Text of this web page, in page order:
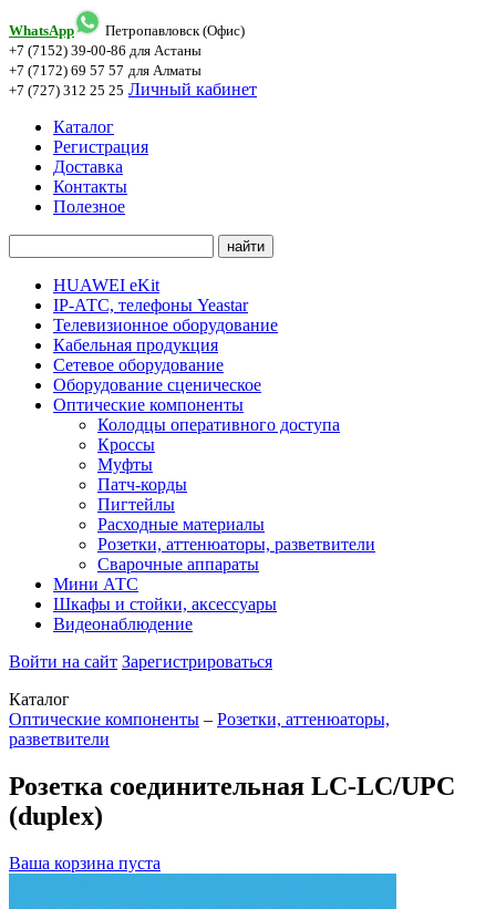
WhatsApp
Петропавловск (Офис)
+7 (7152) 39-00-86 для Астаны
+7 (7172) 69 57 57 для Алматы
+7 (727) 312 25 25 Личный кабинет
Каталог
Регистрация
Доставка
Контакты
Полезное
HUAWEI eKit
IP-АТС, телефоны Yeastar
Телевизионное оборудование
Кабельная продукция
Сетевое оборудование
Оборудование сценическое
Оптические компоненты
Колодцы оперативного доступа
Кроссы
Муфты
Патч-корды
Пигтейлы
Расходные материалы
Розетки, аттенюаторы, разветвители
Сварочные аппараты
Мини АТС
Шкафы и стойки, аксессуары
Видеонаблюдение
Войти на сайт Зарегистрироваться
Каталог
Оптические компоненты – Розетки, аттенюаторы,
разветвители
Розетка соединительная LC-LC/UPC
(duplex)
Ваша корзина пуста